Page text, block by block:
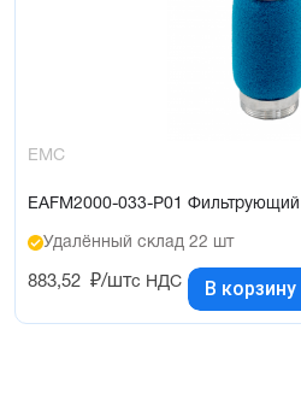
EMC
EAFM2000-033-P01
Удалённый склад 22 шт
883,52 ₽/штс НДС В корзину